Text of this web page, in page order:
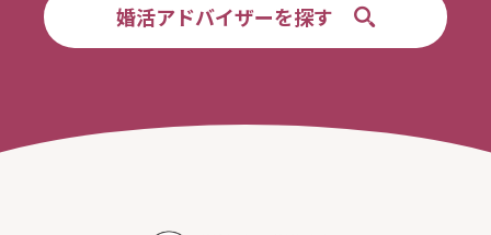
婚活アドバイザーを探す